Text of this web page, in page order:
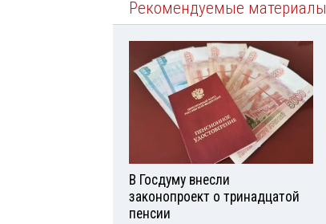
Рекомендуемые материалы
В Госдуму внесли
законопроект о тринадцатой
пенсии